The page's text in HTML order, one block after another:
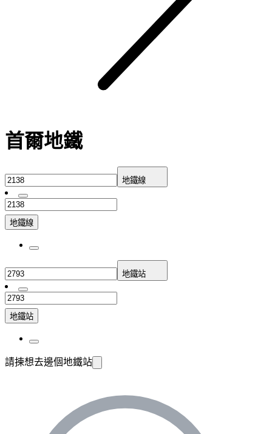
首爾地鐵
地鐵線
地鐵線
地鐵站
地鐵站
請揀想去邊個地鐵站